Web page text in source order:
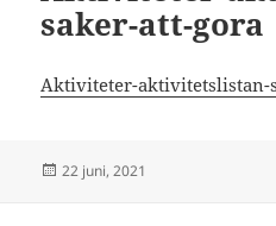
saker-att-gora
Aktiviteter-aktivitetslistan-
Postat
22 juni, 2021